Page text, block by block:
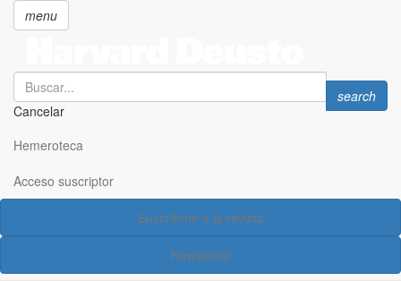
principal
menu
Search
Cancelar
Search
search
Hemeroteca
Acceso suscriptor
Suscríbete a la revista
Newsletter
Acceso suscriptor